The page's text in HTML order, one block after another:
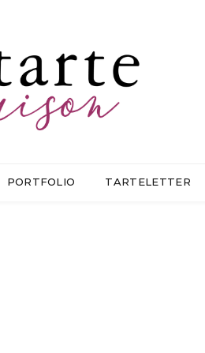
PORTFOLIO TARTELETTER